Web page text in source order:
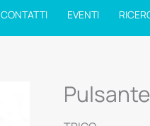
CONTATTI EVENTI